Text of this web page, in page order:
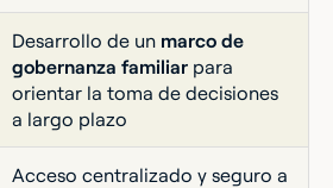
Desarrollo de un marco de
gobernanza familiar para
orientar la toma de decisiones
a largo plazo
Acceso centralizado y seguro a